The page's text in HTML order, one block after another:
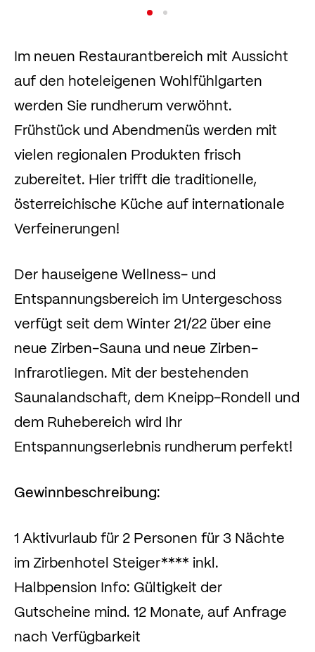
Im neuen Restaurantbereich mit Aussicht
auf den hoteleigenen Wohlfühlgarten
werden Sie rundherum verwöhnt.
Frühstück und Abendmenüs werden mit
vielen regionalen Produkten frisch
zubereitet. Hier trifft die traditionelle,
österreichische Küche auf internationale
Verfeinerungen!
Der hauseigene Wellness- und
Entspannungsbereich im Untergeschoss
verfügt seit dem Winter 21/22 über eine
neue Zirben-Sauna und neue Zirben-
Infrarotliegen. Mit der bestehenden
Saunalandschaft, dem Kneipp-Rondell und
dem Ruhebereich wird Ihr
Entspannungserlebnis rundherum perfekt!
Gewinnbeschreibung:
1 Aktivurlaub für 2 Personen für 3 Nächte
im Zirbenhotel Steiger**** inkl.
Halbpension Info: Gültigkeit der
Gutscheine mind. 12 Monate, auf Anfrage
nach Verfügbarkeit